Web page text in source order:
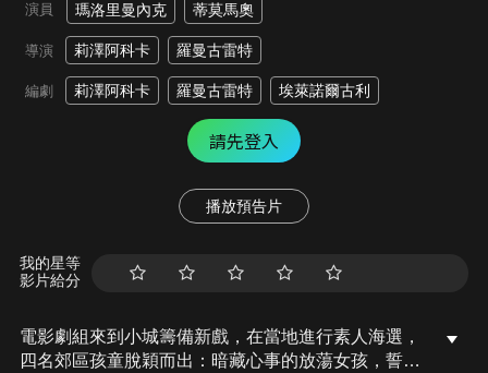
演員 瑪洛里曼內克 蒂莫馬奧
導演 莉澤阿科卡 羅曼古雷特
編劇 莉澤阿科卡 羅曼古雷特 埃萊諾爾古利
請先登入
播放預告片
我的星等
影片給分
電影劇組來到小城籌備新戲，在當地進行素人海選，
四名郊區孩童脫穎而出：暗藏心事的放蕩女孩，誓言